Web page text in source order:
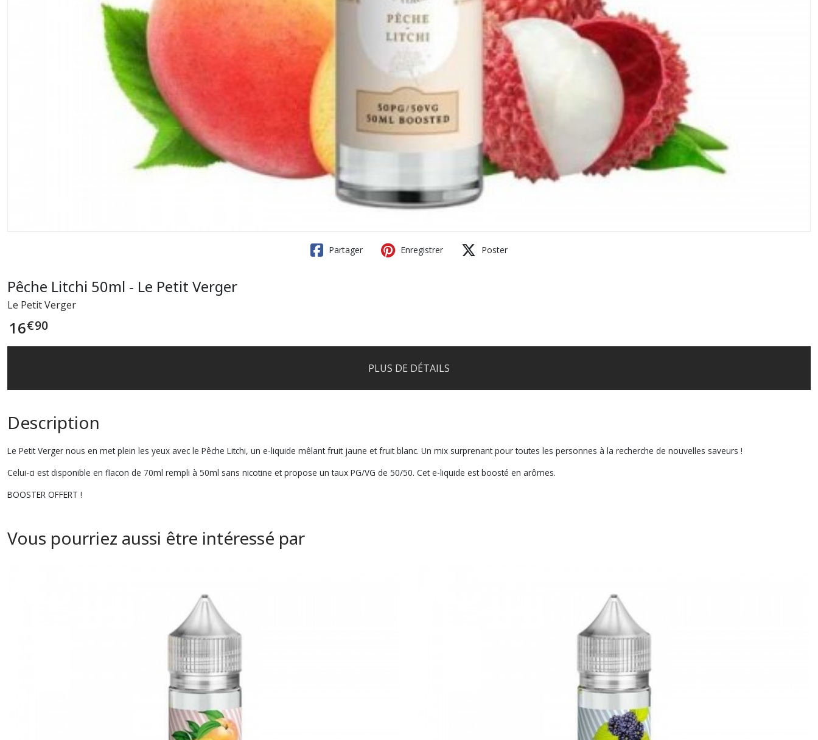
Partager Enregistrer Poster
Pêche Litchi 50ml - Le Petit Verger
Le Petit Verger
16€90
PLUS DE DÉTAILS
Description
Le Petit Verger nous en met plein les yeux avec le Pêche Litchi, un e-liquide mêlant fruit jaune et fruit blanc. Un mix surprenant pour toutes les personnes à la recherche de nouvelles saveurs !
Celui-ci est disponible en flacon de 70ml rempli à 50ml sans nicotine et propose un taux PG/VG de 50/50. Cet e-liquide est boosté en arômes.
BOOSTER OFFERT !
Vous pourriez aussi être intéressé par